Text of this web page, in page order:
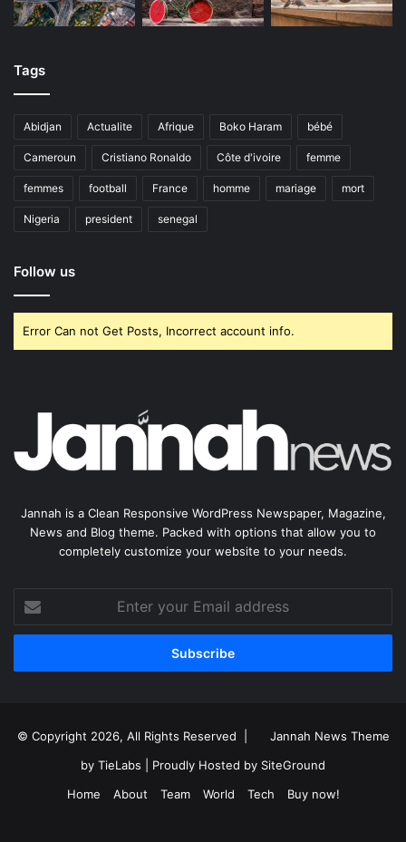
Tags
Abidjan Actualite Afrique Boko Haram bébé
Cameroun Cristiano Ronaldo Côte d'ivoire femme
femmes football France homme mariage mort
Nigeria president senegal
Follow us
Error Can not Get Posts, Incorrect account info.
Jannah is a Clean Responsive WordPress Newspaper, Magazine,
News and Blog theme. Packed with options that allow you to
completely customize your website to your needs.
your
Email
© Copyright 2026, All Rights Reserved |
Jannah News Theme
by TieLabs | Proudly Hosted by SiteGround
Home
About Team World Tech Buy now!